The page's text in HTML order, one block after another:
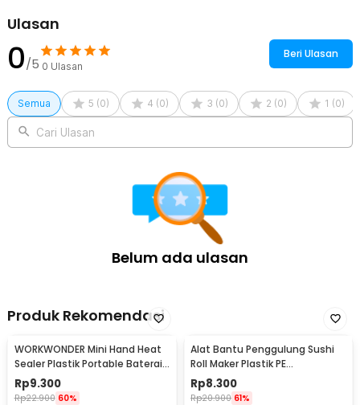
Ulasan
0/5 0 Ulasan
Beri Ulasan
Semua 5 (0) 4 (0) 3 (0) 2 (0) 1 (0)
Cari Ulasan
Belum ada ulasan
Produk Rekomendasi
WORKWONDER Mini Hand Heat
Sealer Plastik Portable Baterai
AA - LX2000A
Rp9.300
Rp22.900 60%
Alat Bantu Penggulung Sushi
Roll Maker Plastik PE
22x20.5x0.1cm - E1119
Rp8.300
Rp20.900 61%